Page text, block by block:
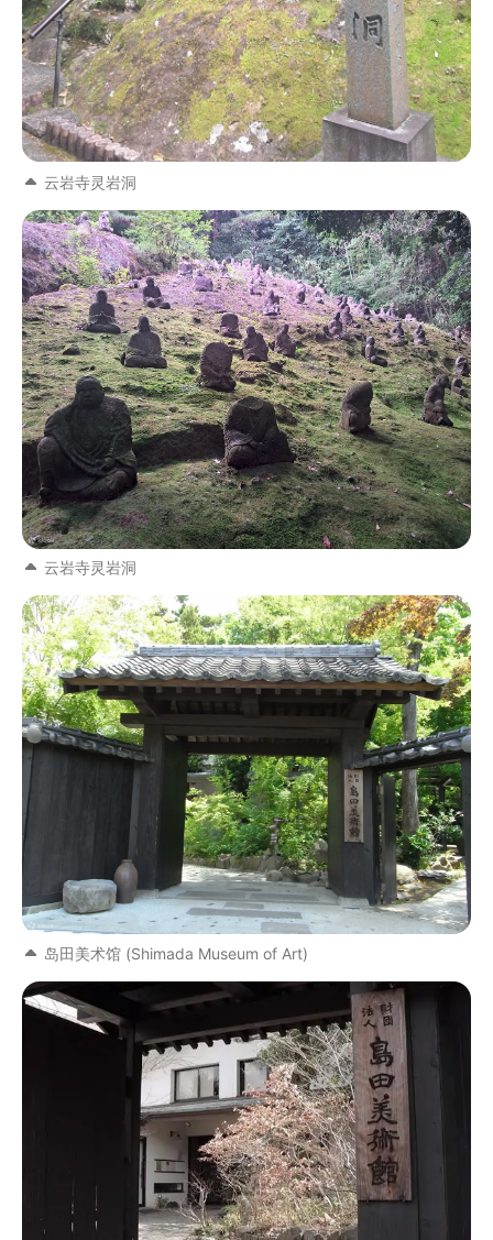
云岩寺灵岩洞
云岩寺灵岩洞
岛田美术馆 (Shimada Museum of Art)